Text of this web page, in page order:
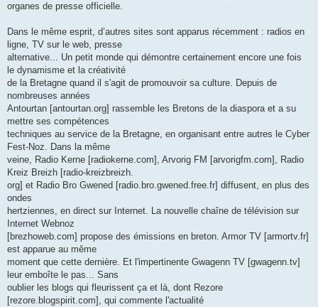
organes de presse officielle.
Dans le même esprit, d’autres sites sont apparus récemment : radios en
ligne, TV sur le web, presse
alternative... Un petit monde qui démontre certainement encore une fois
le dynamisme et la créativité
de la Bretagne quand il s'agit de promouvoir sa culture. Depuis de
nombreuses années
Antourtan [antourtan.org] rassemble les Bretons de la diaspora et a su
mettre ses compétences
techniques au service de la Bretagne, en organisant entre autres le Cyber
Fest-Noz. Dans la même
veine, Radio Kerne [radiokerne.com], Arvorig FM [arvorigfm.com], Radio
Kreiz Breizh [radio-kreizbreizh.
org] et Radio Bro Gwened [radio.bro.gwened.free.fr] diffusent, en plus des
ondes
hertziennes, en direct sur Internet. La nouvelle chaîne de télévision sur
Internet Webnoz
[brezhoweb.com] propose des émissions en breton. Armor TV [armortv.fr]
est apparue au même
moment que cette dernière. Et l'impertinente Gwagenn TV [gwagenn.tv]
leur emboîte le pas... Sans
oublier les blogs qui fleurissent ça et là, dont Rezore
[rezore.blogspirit.com], qui commente l'actualité